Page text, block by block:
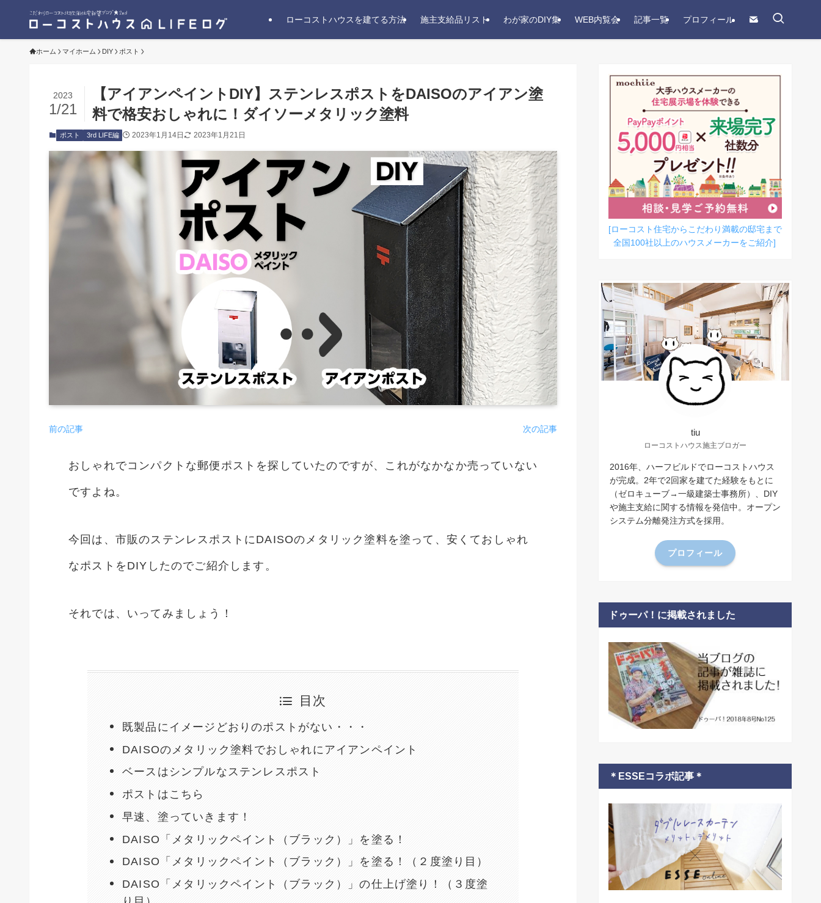
ローコストハウスを建てる方法 施主支給品リスト わが家のDIY集 WEB内覧会 記事一覧 プロフィール
ホーム マイホーム DIY ポスト
【アイアンペイントDIY】ステンレスポストをDAISOのアイアン塗
料で格安おしゃれに！ダイソーメタリック塗料
2023
1/21
ポスト 3rd LIFE編 2023年1月14日 2023年1月21日
前の記事 次の記事
おしゃれでコンパクトな郵便ポストを探していたのですが、これがなかなか売っていない
ですよね。
今回は、市販のステンレスポストにDAISOのメタリック塗料を塗って、安くておしゃれ
なポストをDIYしたのでご紹介します。
それでは、いってみましょう！
目次
既製品にイメージどおりのポストがない・・・
DAISOのメタリック塗料でおしゃれにアイアンペイント
ベースはシンプルなステンレスポスト
ポストはこちら
早速、塗っていきます！
DAISO「メタリックペイント（ブラック）」を塗る！
DAISO「メタリックペイント（ブラック）」を塗る！（２度塗り目）
DAISO「メタリックペイント（ブラック）」の仕上げ塗り！（３度塗
[ローコスト住宅からこだわり満載の邸宅まで
全国100社以上のハウスメーカーをご紹介]
tiu
ローコストハウス施主ブロガー
2016年、ハーフビルドでローコストハウス
が完成。2年で2回家を建てた経験をもとに
（ゼロキューブ→一級建築士事務所）、DIY
や施主支給に関する情報を発信中。オープン
システム分離発注方式を採用。
プロフィール
ドゥーパ！に掲載されました
＊ESSEコラボ記事＊